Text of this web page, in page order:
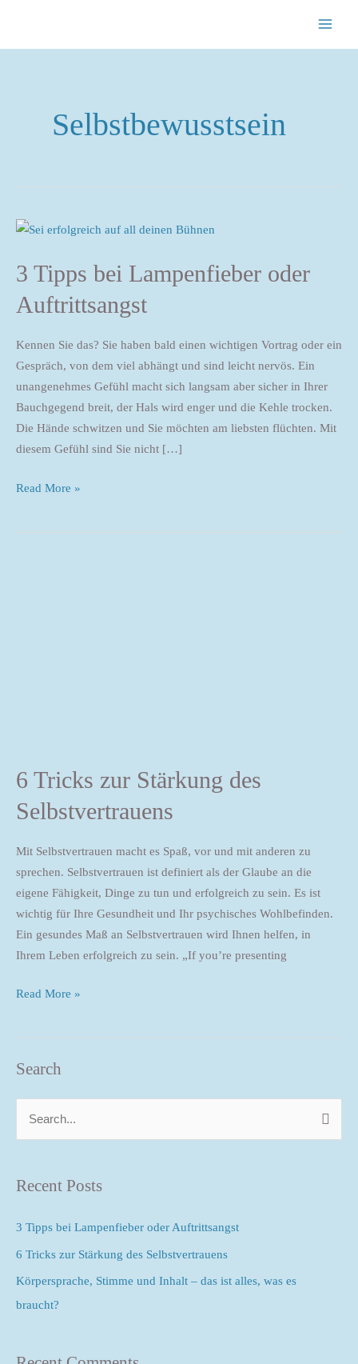
springen
Selbstbewusstsein
3 Tipps bei Lampenfieber oder
Auftrittsangst
Kennen Sie das? Sie haben bald einen wichtigen Vortrag oder ein
Gespräch, von dem viel abhängt und sind leicht nervös. Ein
unangenehmes Gefühl macht sich langsam aber sicher in Ihrer
Bauchgegend breit, der Hals wird enger und die Kehle trocken.
Die Hände schwitzen und Sie möchten am liebsten flüchten. Mit
diesem Gefühl sind Sie nicht […]
3
bei
Lampenfieber
oder
Read More »
6 Tricks zur Stärkung des
Selbstvertrauens
Mit Selbstvertrauen macht es Spaß, vor und mit anderen zu
sprechen. Selbstvertrauen ist definiert als der Glaube an die
eigene Fähigkeit, Dinge zu tun und erfolgreich zu sein. Es ist
wichtig für Ihre Gesundheit und Ihr psychisches Wohlbefinden.
Ein gesundes Maß an Selbstvertrauen wird Ihnen helfen, in
Ihrem Leben erfolgreich zu sein. „If you’re presenting
Read More »
Search
h
Recent Posts
3 Tipps bei Lampenfieber oder Auftrittsangst
6 Tricks zur Stärkung des Selbstvertrauens
Körpersprache, Stimme und Inhalt – das ist alles, was es
braucht?